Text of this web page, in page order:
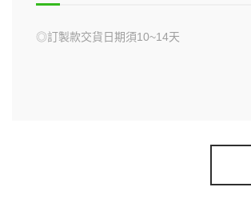
◎訂製款交貨日期須10~14天